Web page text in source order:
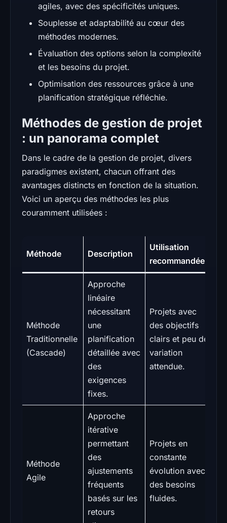
agiles, avec des spécificités uniques.
Souplesse et adaptabilité au cœur des
méthodes modernes.
Évaluation des options selon la complexité
et les besoins du projet.
Optimisation des ressources grâce à une
planification stratégique réfléchie.
Méthodes de gestion de projet
: un panorama complet
Dans le cadre de la gestion de projet, divers
paradigmes existent, chacun offrant des
avantages distincts en fonction de la situation.
Voici un aperçu des méthodes les plus
couramment utilisées :
Méthode Description
Utilisation
recommandée
Méthode
Traditionnelle
(Cascade)
Approche
linéaire
nécessitant
une
planification
détaillée avec
des
exigences
fixes.
Projets avec
des objectifs
clairs et peu de
variation
attendue.
Méthode
Agile
Approche
itérative
permettant
des
ajustements
fréquents
basés sur les
retours
Projets en
constante
évolution avec
des besoins
fluides.